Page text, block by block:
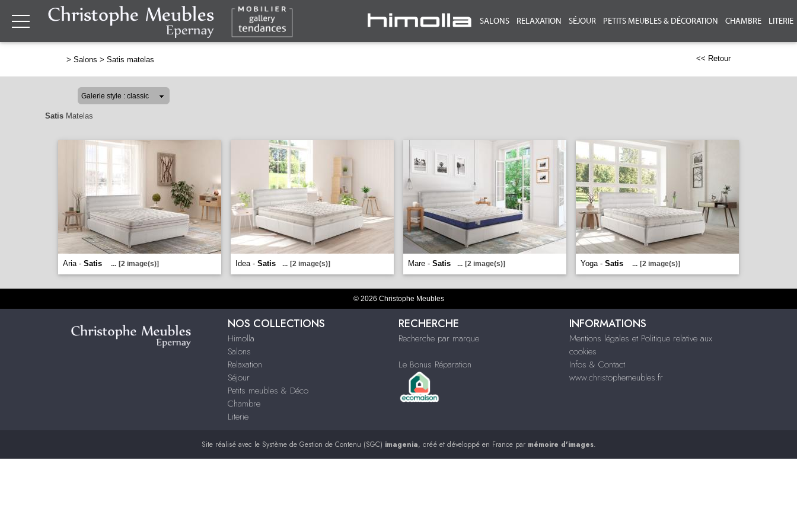
SALONS RELAXATION SÉJOUR PETITS MEUBLES & DÉCORATION CHAMBRE LITERIE
> Salons > Satis matelas << Retour
Satis Matelas
Aria - Satis ... [2 image(s)] Idea - Satis ... [2 image(s)] Mare - Satis ... [2 image(s)] Yoga - Satis ... [2 image(s)]
© 2026 Christophe Meubles
NOS COLLECTIONS
Himolla
Salons
Relaxation
Séjour
Petits meubles & Déco
Chambre
Literie
RECHERCHE
Recherche par marque
Le Bonus Réparation
INFORMATIONS
Mentions légales et Politique relative aux
cookies
Infos & Contact
www.christophemeubles.fr
Site réalisé avec le Système de Gestion de Contenu (SGC) imagenia, créé et développé en France par mémoire d'images.